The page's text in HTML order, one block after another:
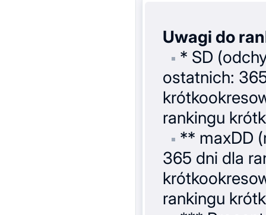
Uwagi do
* SD
ostatnich:
rankingu
** maxDD
365 dni dla
rankingu